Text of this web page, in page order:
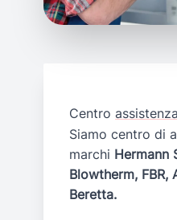
Centro assistenza
Siamo centro di
marchi Hermann
Blowtherm, FBR,
Beretta.